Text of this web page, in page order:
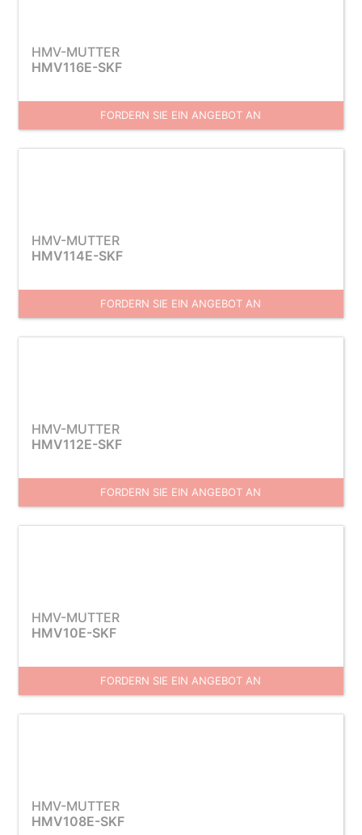
HMV-MUTTER
HMV116E-SKF
FORDERN SIE EIN ANGEBOT AN
HMV-MUTTER
HMV114E-SKF
FORDERN SIE EIN ANGEBOT AN
HMV-MUTTER
HMV112E-SKF
FORDERN SIE EIN ANGEBOT AN
HMV-MUTTER
HMV10E-SKF
FORDERN SIE EIN ANGEBOT AN
HMV-MUTTER
HMV108E-SKF